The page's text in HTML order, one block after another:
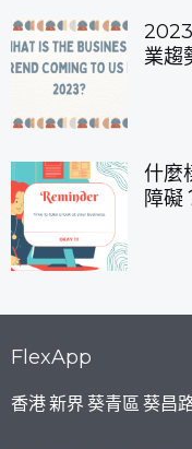
業趨
什麼
障礙
FlexApp
香港 新界 葵青區 葵昌